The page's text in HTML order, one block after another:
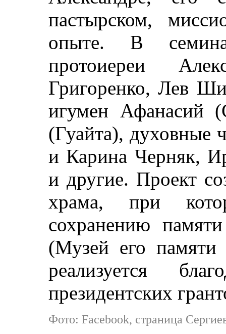
пастырском,
опыте. В
протоиереи
Григоренко, Лев
игумен Афанасий
(Гуайта), духовные
и Карина Черняк,
и другие. Проект
храма, при
сохранению
(Музей его
реализуется
президентских
Фото: Facebook, страница